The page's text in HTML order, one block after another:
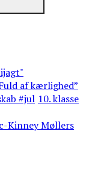
af kærlighed”
#jul 10. klasse
Kinney Møllers